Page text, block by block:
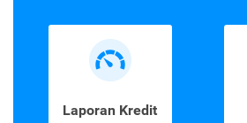
Laporan Kredit